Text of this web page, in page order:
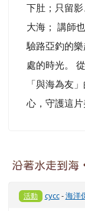
下肚；只留
大海； 講師
驗路亞釣的
處的時光。
「與海為友
心，守護這片
沿著水走到海
活動 cycc-海洋